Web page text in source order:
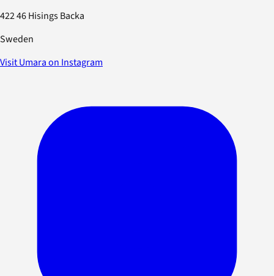
422 46 Hisings Backa
Sweden
Visit Umara on Instagram